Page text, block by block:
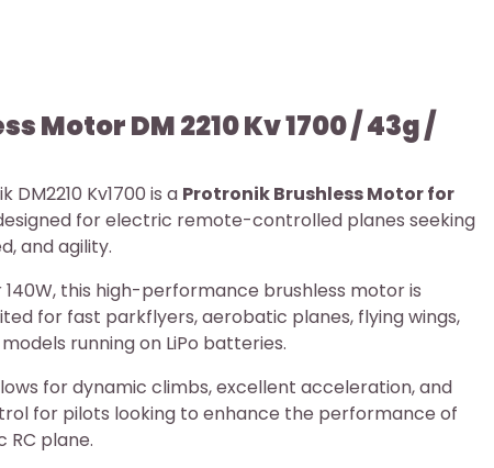
Motor DM 2210 Kv 1700 / 43g /
DM2210 Kv1700 is a Protronik Brushless Motor for
for electric remote-controlled planes seeking
and agility.
this high-performance brushless motor is
for fast parkflyers, aerobatic planes, flying wings,
running on LiPo batteries.
for dynamic climbs, excellent acceleration, and
for pilots looking to enhance the performance of
RC plane.